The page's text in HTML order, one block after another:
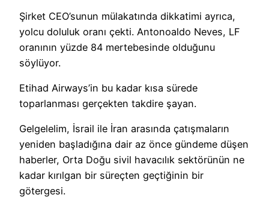
Şirket CEO’sunun mülakatında dikkatimi ayrıca,
yolcu doluluk oranı çekti. Antonoaldo Neves, LF
oranının yüzde 84 mertebesinde olduğunu
söylüyor.
Etihad Airways’in bu kadar kısa sürede
toparlanması gerçekten takdire şayan.
Gelgelelim, İsrail ile İran arasında çatışmaların
yeniden başladığına dair az önce gündeme düşen
haberler, Orta Doğu sivil havacılık sektörünün ne
kadar kırılgan bir süreçten geçtiğinin bir
götergesi.